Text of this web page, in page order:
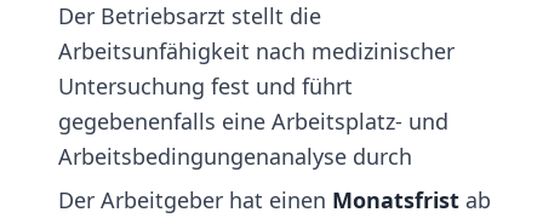
Der Betriebsarzt stellt die
Arbeitsunfähigkeit nach medizinischer
Untersuchung fest und führt
gegebenenfalls eine Arbeitsplatz- und
Arbeitsbedingungenanalyse durch
Der Arbeitgeber hat einen Monatsfrist ab